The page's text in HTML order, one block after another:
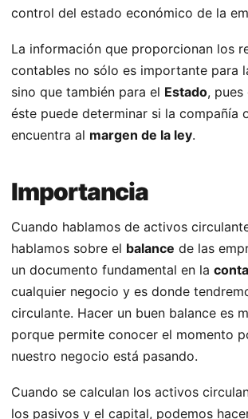
control del estado económico de la
La información que proporcionan los
contables no sólo es importante para
sino que también para el Estado, pues
éste puede determinar si la compañía
encuentra al margen de la ley.
Importancia
Cuando hablamos de activos
hablamos sobre el balance de las
un documento fundamental en la
cualquier negocio y es donde
circulante. Hacer un buen balance es
porque permite conocer el momento
nuestro negocio está pasando.
Cuando se calculan los activos
los pasivos y el capital, podemos